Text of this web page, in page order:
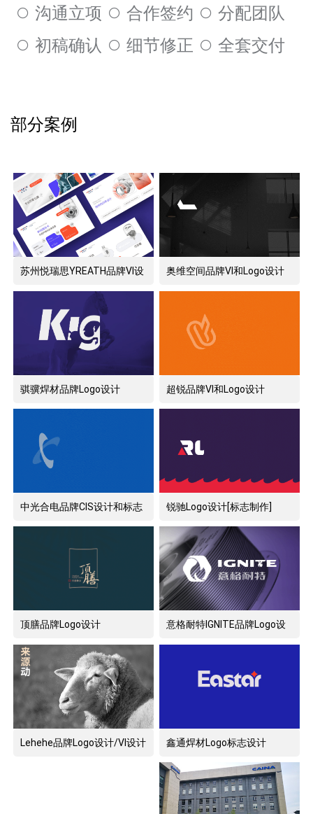
沟通立项 合作签约
分配团队
初稿确认
细节修正 全套交付
部分案例
苏州悦瑞思YREATH品牌VI设
奥维空间品牌VI和Logo设计
骐骥焊材品牌Logo设计 超锐品牌VI和Logo设计
中光合电品牌CIS设计和标志
锐驰Logo设计[标志制作]
顶膳品牌Logo设计
意格耐特IGNITE品牌Logo设
Lehehe品牌Logo设计/VI设计 鑫通焊材Logo标志设计